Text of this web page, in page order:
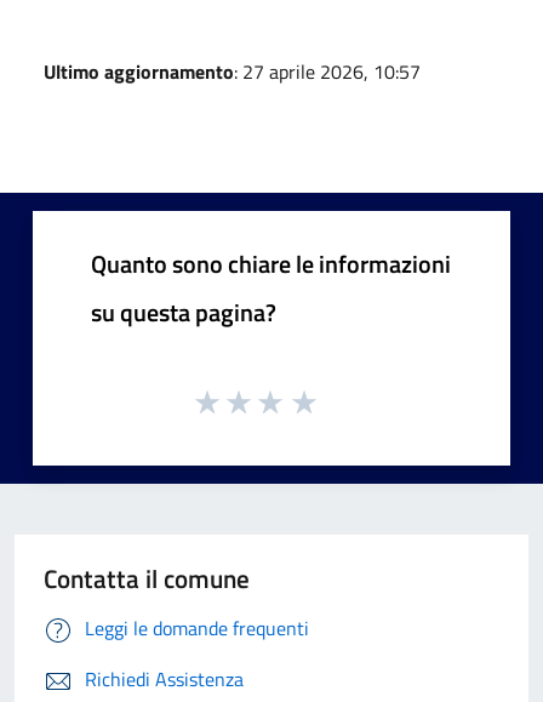
Ultimo aggiornamento: 27 aprile 2026, 10:57
Quanto sono chiare le informazioni
su questa pagina?
Contatta il comune
Leggi le domande frequenti
Richiedi Assistenza